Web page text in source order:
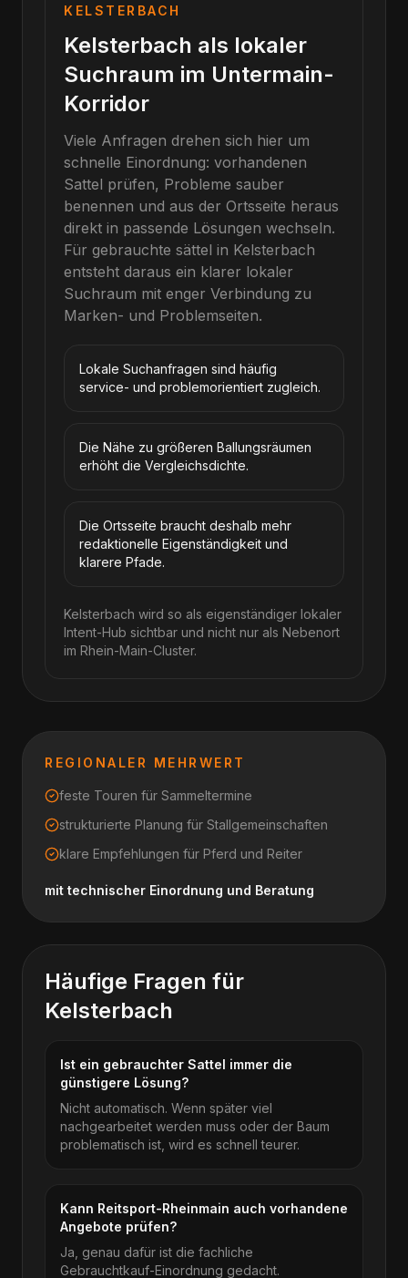
KELSTERBACH
Kelsterbach als lokaler
Suchraum im Untermain-
Korridor
Viele Anfragen drehen sich hier um
schnelle Einordnung: vorhandenen
Sattel prüfen, Probleme sauber
benennen und aus der Ortsseite heraus
direkt in passende Lösungen wechseln.
Für gebrauchte sättel in Kelsterbach
entsteht daraus ein klarer lokaler
Suchraum mit enger Verbindung zu
Marken- und Problemseiten.
Lokale Suchanfragen sind häufig
service- und problemorientiert zugleich.
Die Nähe zu größeren Ballungsräumen
erhöht die Vergleichsdichte.
Die Ortsseite braucht deshalb mehr
redaktionelle Eigenständigkeit und
klarere Pfade.
Kelsterbach wird so als eigenständiger lokaler
Intent-Hub sichtbar und nicht nur als Nebenort
im Rhein-Main-Cluster.
REGIONALER MEHRWERT
feste Touren für Sammeltermine
strukturierte Planung für Stallgemeinschaften
klare Empfehlungen für Pferd und Reiter
mit technischer Einordnung und Beratung
Häufige Fragen für
Kelsterbach
Ist ein gebrauchter Sattel immer die
günstigere Lösung?
Nicht automatisch. Wenn später viel
nachgearbeitet werden muss oder der Baum
problematisch ist, wird es schnell teurer.
Kann Reitsport-Rheinmain auch vorhandene
Angebote prüfen?
Ja, genau dafür ist die fachliche
Gebrauchtkauf-Einordnung gedacht.